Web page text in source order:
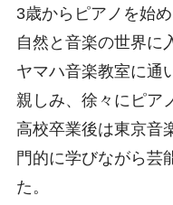
3歳からピアノを始
自然と音楽の世界に
ヤマハ音楽教室に通
親しみ、徐々にピア
高校卒業後は東京音
門的に学びながら芸
た。